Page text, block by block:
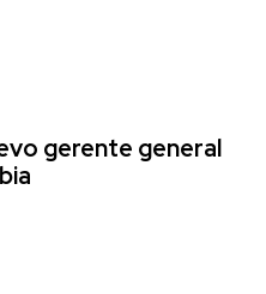
gerente general